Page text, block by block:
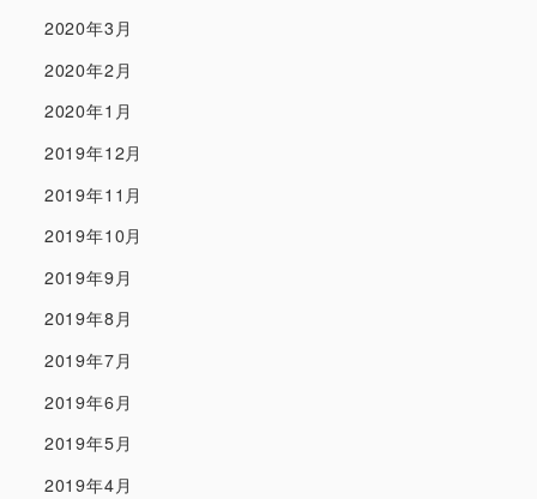
2020年3月
2020年2月
2020年1月
2019年12月
2019年11月
2019年10月
2019年9月
2019年8月
2019年7月
2019年6月
2019年5月
2019年4月